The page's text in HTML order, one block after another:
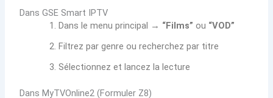
Dans GSE Smart IPTV
Dans le menu principal → “Films” ou “VOD”
Filtrez par genre ou recherchez par titre
Sélectionnez et lancez la lecture
Dans MyTVOnline2 (Formuler Z8)